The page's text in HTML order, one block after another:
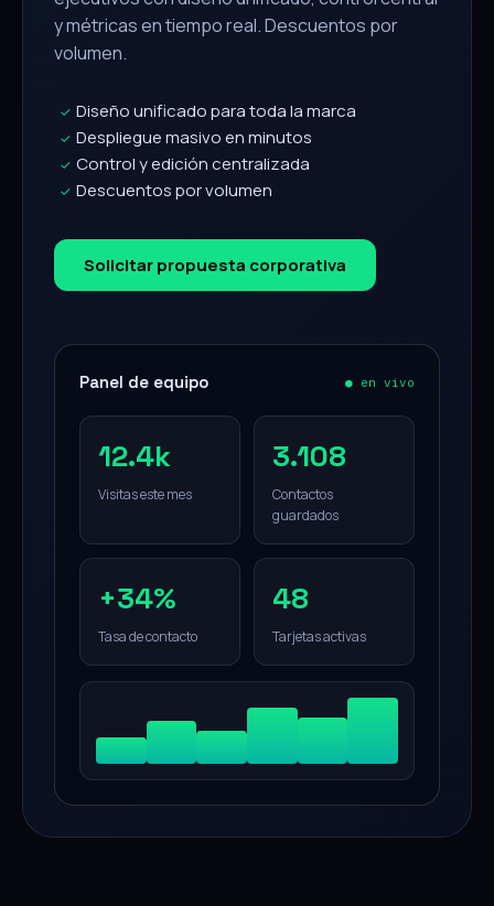
y métricas en tiempo real. Descuentos por
volumen.
✓ Diseño unificado para toda la marca
✓ Despliegue masivo en minutos
✓ Control y edición centralizada
✓ Descuentos por volumen
Solicitar propuesta corporativa
Panel de equipo ● en vivo
12.4k
Visitas este mes
3.108
Contactos
guardados
+34%
Tasa de contacto
48
Tarjetas activas